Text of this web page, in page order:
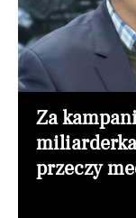
Za
przeczy